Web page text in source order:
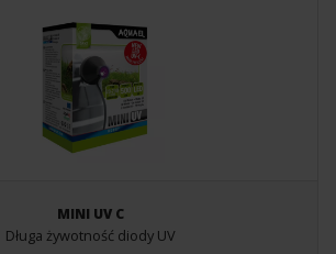
MINI UV C
Długa żywotność diody UV